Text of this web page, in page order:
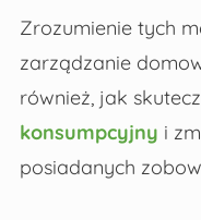
Zrozumienie tych
zarządzanie
również, jak
konsumpcyjny i
posiadanych